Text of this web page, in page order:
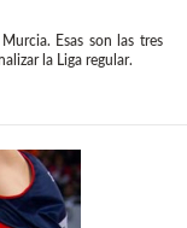
Esas son las tres
la Liga regular.